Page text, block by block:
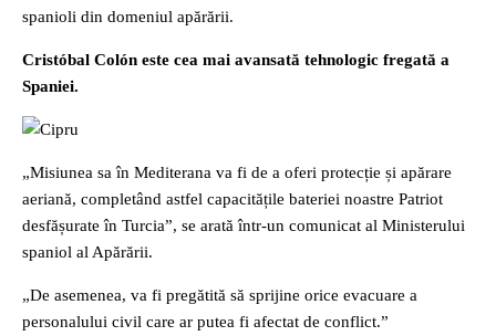
spanioli din domeniul apărării.
Cristóbal Colón este cea mai avansată tehnologic fregată a
Spaniei.
„Misiunea sa în Mediterana va fi de a oferi protecție și apărare
aeriană, completând astfel capacitățile bateriei noastre Patriot
desfășurate în Turcia”, se arată într-un comunicat al Ministerului
spaniol al Apărării.
„De asemenea, va fi pregătită să sprijine orice evacuare a
personalului civil care ar putea fi afectat de conflict.”